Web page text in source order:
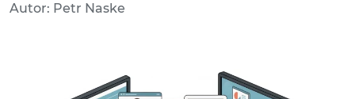
Autor: Petr Naske